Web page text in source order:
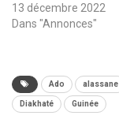
13 décembre 2022
Dans "Annonces"
Ado alassane
Diakhaté Guinée